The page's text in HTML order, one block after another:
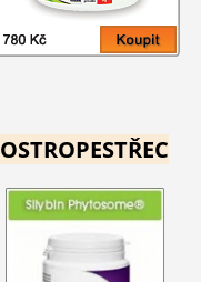
OSTROPESTŘEC